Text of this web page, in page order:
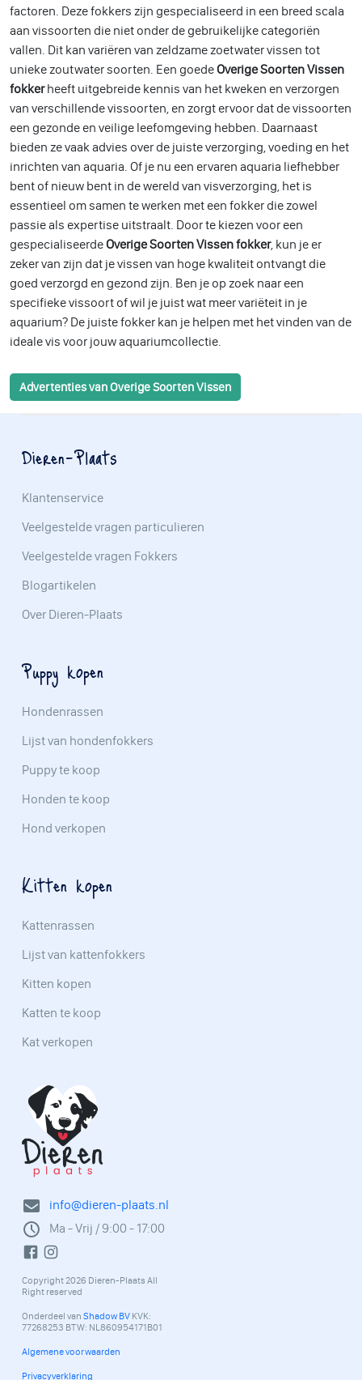
factoren. Deze fokkers zijn gespecialiseerd in een breed scala
aan vissoorten die niet onder de gebruikelijke categoriën
vallen. Dit kan variëren van zeldzame zoetwater vissen tot
unieke zoutwater soorten. Een goede Overige Soorten Vissen
fokkerheeft uitgebreide kennis van het kweken en verzorgen
van verschillende vissoorten, en zorgt ervoor dat de vissoorten
een gezonde en veilige leefomgeving hebben. Daarnaast
bieden ze vaak advies over de juiste verzorging, voeding en het
inrichten van aquaria. Of je nu een ervaren aquaria liefhebber
bent of nieuw bent in de wereld van visverzorging, het is
essentieel om samen te werken met een fokker die zowel
passie als expertise uitstraalt. Door te kiezen voor een
gespecialiseerde Overige Soorten Vissen fokker, kun je er
zeker van zijn dat je vissen van hoge kwaliteit ontvangt die
goed verzorgd en gezond zijn. Ben je op zoek naar een
specifieke vissoort of wil je juist wat meer variëteit in je
aquarium? De juiste fokker kan je helpen met het vinden van de
ideale vis voor jouw aquariumcollectie.
Advertenties van Overige Soorten Vissen
info@dieren-plaats.nl
Ma - Vrij / 9:00 - 17:00
Copyright 2026 Dieren-Plaats All
Right reserved
Onderdeel van Shadow BV KVK:
77268253 BTW: NL860954171B01
Algemene voorwaarden
Privacyverklaring
Dieren-Plaats
Klantenservice
Veelgestelde vragen particulieren
Veelgestelde vragen Fokkers
Blogartikelen
Over Dieren-Plaats
Puppy kopen
Hondenrassen
Lijst van hondenfokkers
Puppy te koop
Honden te koop
Hond verkopen
Kitten kopen
Kattenrassen
Lijst van kattenfokkers
Kitten kopen
Katten te koop
Kat verkopen